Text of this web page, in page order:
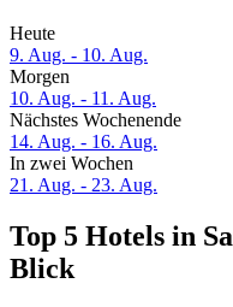
Heute
9. Aug. - 10. Aug.
Morgen
10. Aug. - 11. Aug.
Nächstes Wochenende
14. Aug. - 16. Aug.
In zwei Wochen
21. Aug. - 23. Aug.
Top 5 Hotels in
Blick